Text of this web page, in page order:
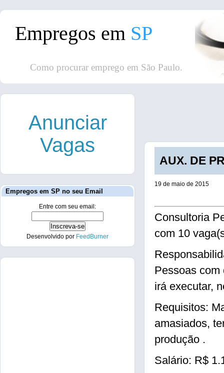
Empregos em SP
Como procurar emprego em São Paulo.
AUX. DE
19 de maio de 2015
Consultoria
com 10
Pessoas com
irá executar,
Requisitos:
amasiados,
produção .
Salário: R$
Anunciar
Vagas
Empregos em SP no seu Email
Entre com seu email:
Desenvolvido por FeedBurner